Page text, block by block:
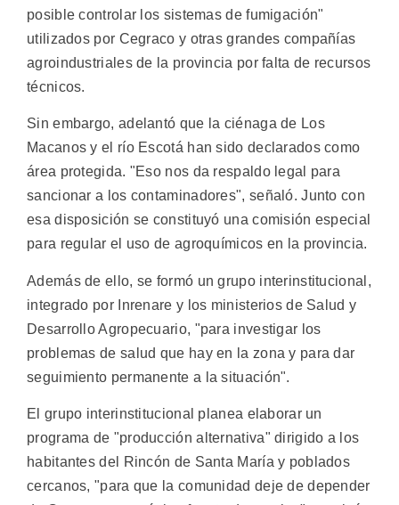
posible controlar los sistemas de fumigación"
utilizados por Cegraco y otras grandes compañías
agroindustriales de la provincia por falta de recursos
técnicos.
Sin embargo, adelantó que la ciénaga de Los
Macanos y el río Escotá han sido declarados como
área protegida. "Eso nos da respaldo legal para
sancionar a los contaminadores", señaló. Junto con
esa disposición se constituyó una comisión especial
para regular el uso de agroquímicos en la provincia.
Además de ello, se formó un grupo interinstitucional,
integrado por Inrenare y los ministerios de Salud y
Desarrollo Agropecuario, "para investigar los
problemas de salud que hay en la zona y para dar
seguimiento permanente a la situación".
El grupo interinstitucional planea elaborar un
programa de "producción alternativa" dirigido a los
habitantes del Rincón de Santa María y poblados
cercanos, "para que la comunidad deje de depender